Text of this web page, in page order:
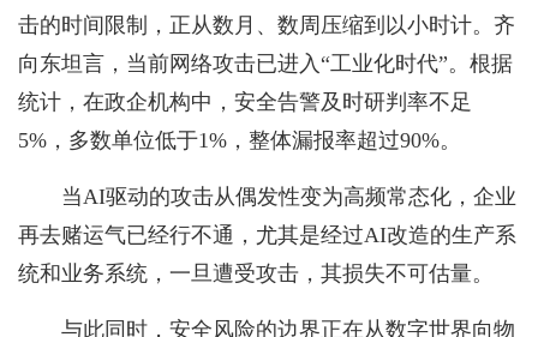
击的时间限制，正从数月、数周压缩到以小时计。齐
向东坦言，当前网络攻击已进入“工业化时代”。根据
统计，在政企机构中，安全告警及时研判率不足
5%，多数单位低于1%，整体漏报率超过90%。
当AI驱动的攻击从偶发性变为高频常态化，企业
再去赌运气已经行不通，尤其是经过AI改造的生产系
统和业务系统，一旦遭受攻击，其损失不可估量。
与此同时，安全风险的边界正在从数字世界向物